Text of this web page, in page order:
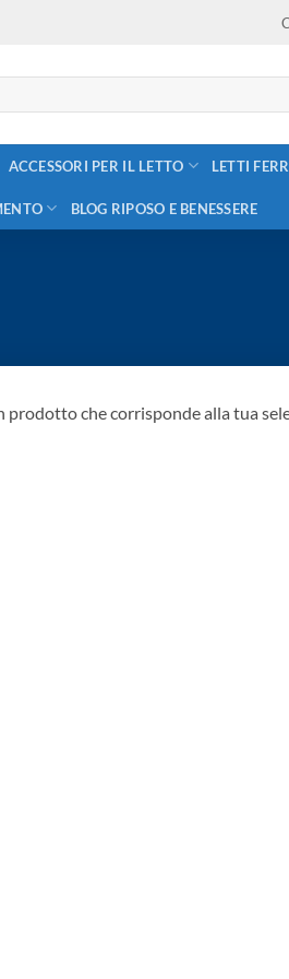
ACCESSORI PER IL LETTO LETTI
BLOG RIPOSO E BENESSERE
prodotto che corrisponde alla tua